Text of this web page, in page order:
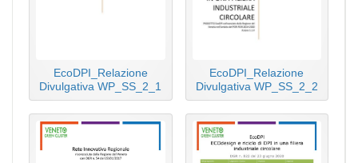
EcoDPI_Relazione
Divulgativa WP_SS_2_1
EcoDPI_Relazione
Divulgativa WP_SS_2_2